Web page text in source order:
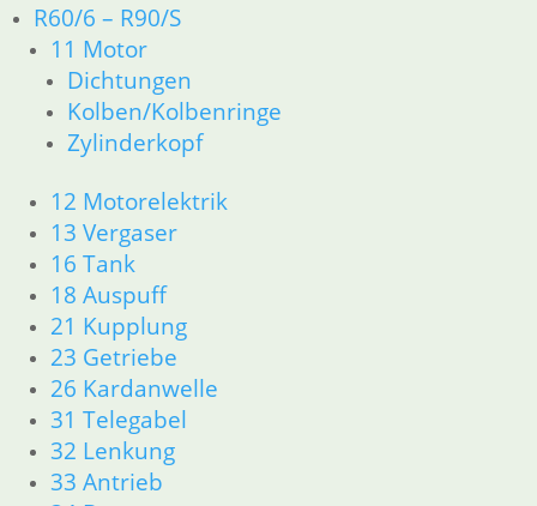
R60/6 – R90/S
11 Motor
Dichtungen
Kolben/Kolbenringe
Zylinderkopf
12 Motorelektrik
13 Vergaser
16 Tank
18 Auspuff
21 Kupplung
23 Getriebe
26 Kardanwelle
31 Telegabel
32 Lenkung
33 Antrieb
zzgl.Versandkosten
In den Warenkorb
Abstandsring Motor
Steckaches hinten
3,00€
Artikelnummer: 2311727
inkl. MwSt.
zzgl.Versandkosten
In den Warenkorb
Abstandsring Motor
Steckachse